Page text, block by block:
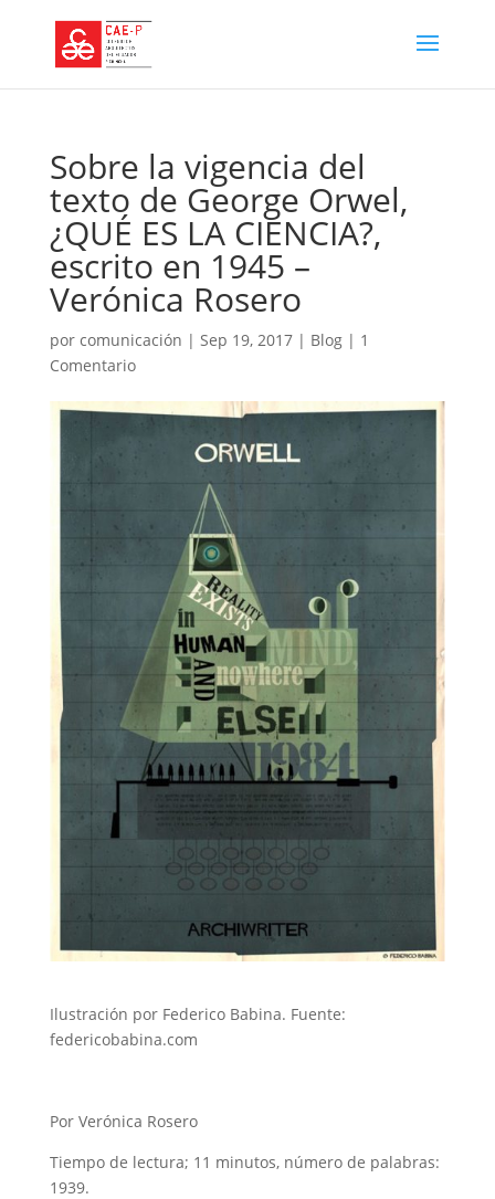
Sobre la vigencia del
texto de George Orwel,
¿QUÉ ES LA CIENCIA?,
escrito en 1945 –
Verónica Rosero
por comunicación | Sep 19, 2017| Blog| 1
Comentario
Ilustración por Federico Babina. Fuente:
federicobabina.com
Por Verónica Rosero
Tiempo de lectura; 11 minutos, número de palabras:
1939.